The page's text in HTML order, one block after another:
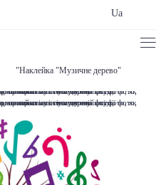
Ua
"Наклейка "Музичне дерево"